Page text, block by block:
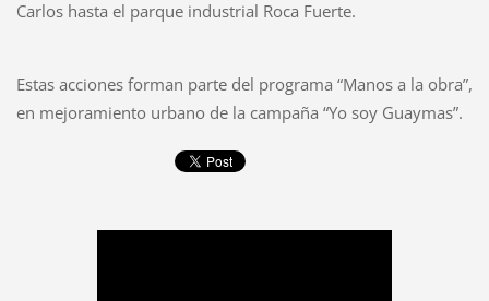
Carlos hasta el parque industrial Roca Fuerte.
Estas acciones forman parte del programa “Manos a la obra”,
en mejoramiento urbano de la campaña “Yo soy Guaymas”.